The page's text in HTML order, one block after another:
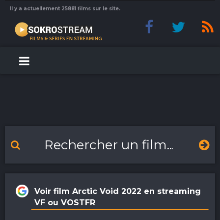
Il y a actuellement 25881 films sur le site.
Voir film Arctic Void 2022 en streaming
VF ou VOSTFR